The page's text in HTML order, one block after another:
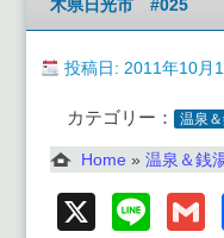
木県日光市 #025
投稿日: 2011年10月
カテゴリー： 温泉
Home » 温泉＆銭
X Line